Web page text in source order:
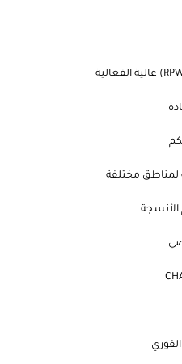
لمناطق مختلفة
الأنسجة